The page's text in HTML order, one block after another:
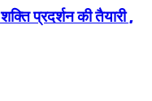
प्रदर्शन की तैयारी ,